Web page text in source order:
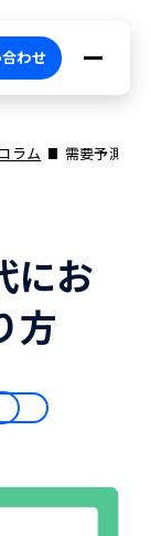
わせ
コラム 需要予測高
にお
方